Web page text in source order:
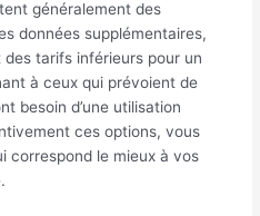
généralement des
données supplémentaires,
tarifs inférieurs pour un
à ceux qui prévoient de
besoin d’une utilisation
ces options, vous
correspond le mieux à vos